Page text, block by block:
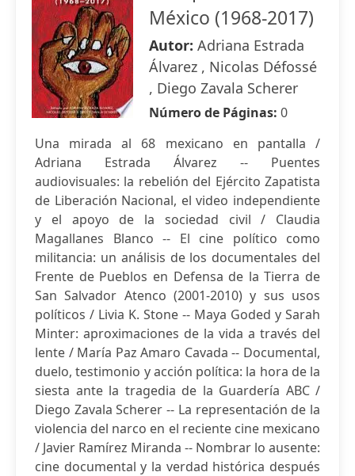
México (1968-2017)
Autor: Adriana Estrada
Álvarez , Nicolas Défossé
, Diego Zavala Scherer
Número de Páginas: 0
Una mirada al 68 mexicano en pantalla /
Adriana Estrada Álvarez -- Puentes
audiovisuales: la rebelión del Ejército Zapatista
de Liberación Nacional, el video independiente
y el apoyo de la sociedad civil / Claudia
Magallanes Blanco -- El cine político como
militancia: un análisis de los documentales del
Frente de Pueblos en Defensa de la Tierra de
San Salvador Atenco (2001-2010) y sus usos
políticos / Livia K. Stone -- Maya Goded y Sarah
Minter: aproximaciones de la vida a través del
lente / María Paz Amaro Cavada -- Documental,
duelo, testimonio y acción política: la hora de la
siesta ante la tragedia de la Guardería ABC /
Diego Zavala Scherer -- La representación de la
violencia del narco en el reciente cine mexicano
/ Javier Ramírez Miranda -- Nombrar lo ausente:
cine documental y la verdad histórica después